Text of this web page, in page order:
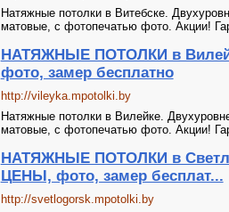
Натяжные потолки в Витебске.
матовые, с фотопечатью фото. Акции!
НАТЯЖНЫЕ ПОТОЛКИ в
фото, замер бесплатно
http://vileyka.mpotolki.by
Натяжные потолки в Вилейке.
матовые, с фотопечатью фото. Акции!
НАТЯЖНЫЕ ПОТОЛКИ в
ЦЕНЫ, фото, замер бесплат...
http://svetlogorsk.mpotolki.by